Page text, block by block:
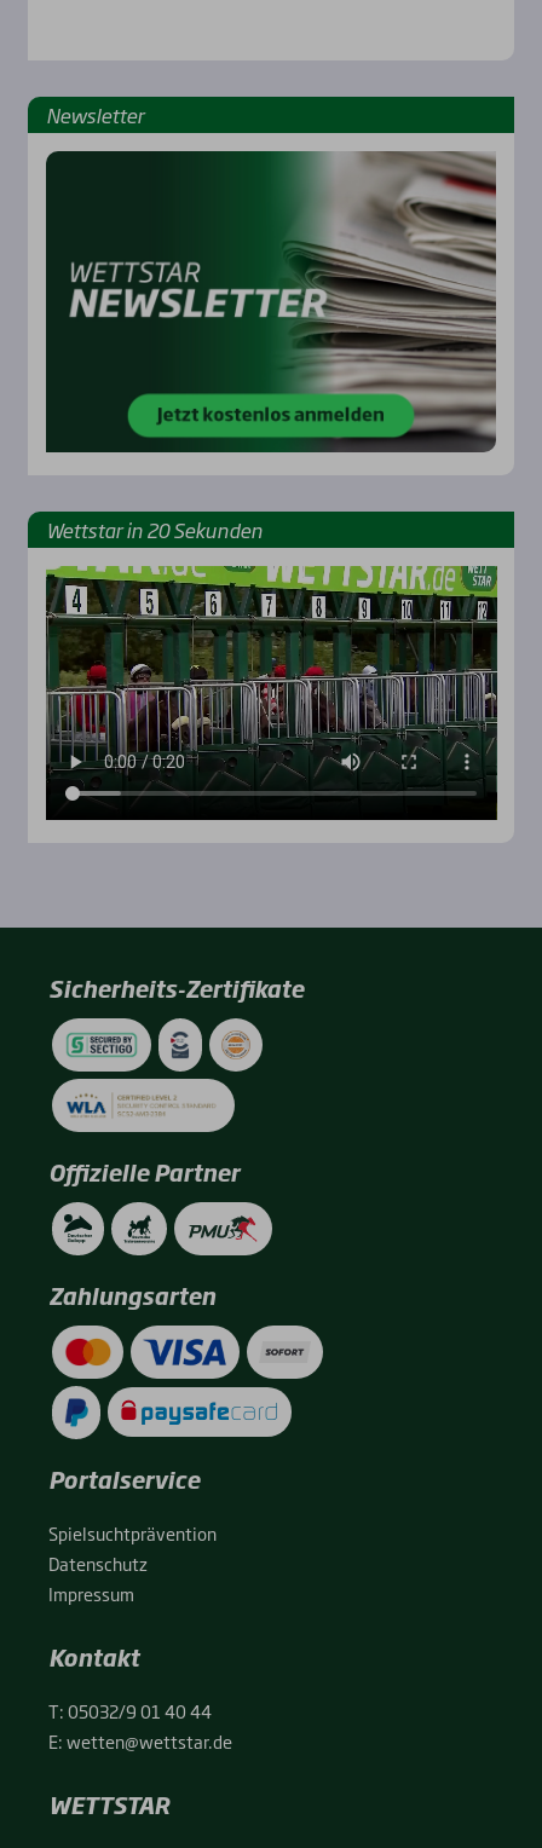
News­let­ter
Wett­star in 20 Sekun­den
Sicherheits-Zertifikate
Offizielle Partner
Zahlungsarten
Portalservice
Spiel­sucht­prä­ven­ti­on
Daten­schutz
Impres­sum
Kontakt
T:05032/9 01 40 44
E:wetten@wettstar.de
WETTSTAR